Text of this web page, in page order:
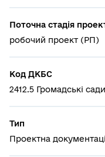
Поточна стадія
робочий проект (РП)
Код ДКБС
2412.5 Громадські
Тип
Проектна